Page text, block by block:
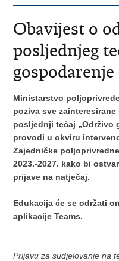
Obavijest o
posljednjeg
gospodarenje
Ministarstvo
pozivasve
posljednji tečaj „Održivo
provodi u okviru
Zajedničke
2023.-2027. kako bi
prijave na natječaj.
Edukacija će se održati
aplikacije Teams.
Prijavu za sudjelovanje na